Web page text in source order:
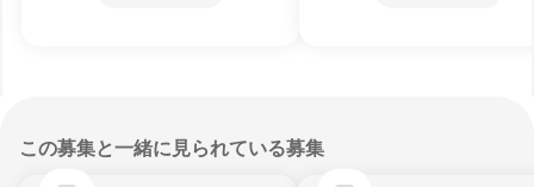
この募集と一緒に見られている募集